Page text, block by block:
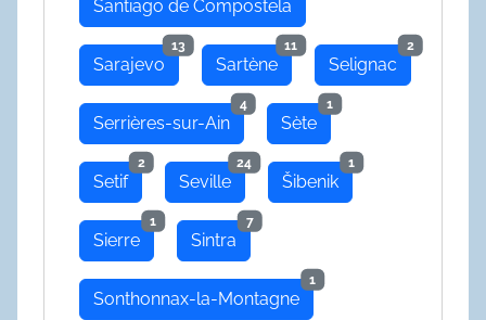
Santiago de Compostela
Sarajevo
13
Sartène
11
Selignac
2
Serrières-sur-Ain
4
Sète
1
Setif
2
Seville
24
Šibenik
1
Sierre
1
Sintra
7
Sonthonnax-la-Montagne
1